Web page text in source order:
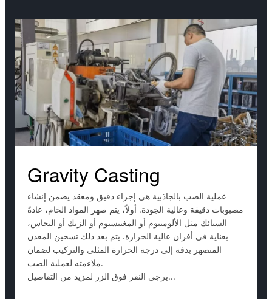
Gravity Casting
عملية الصب بالجاذبية هي إجراء دقيق ومعقد يضمن إنشاء
مصبوبات دقيقة وعالية الجودة. أولاً، يتم صهر المواد الخام، عادةً
السبائك مثل الألومنيوم أو المغنيسيوم أو الزنك أو النحاس،
بعناية في أفران عالية الحرارة. يتم بعد ذلك تسخين المعدن
المنصهر بدقة إلى درجة الحرارة المثلى والتركيب لضمان
ملاءمته لعملية الصب.
يرجى النقر فوق الزر لمزيد من التفاصيل...